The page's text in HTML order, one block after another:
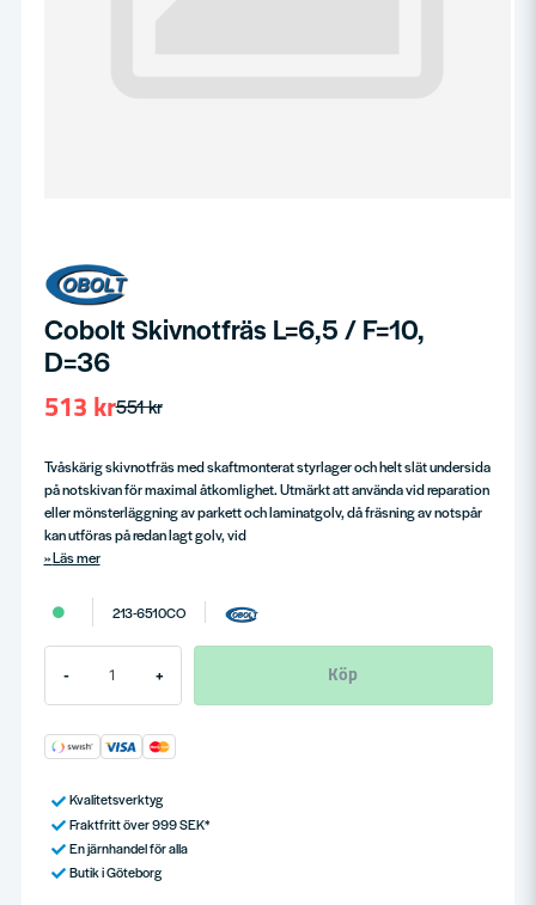
Cobolt Skivnotfräs L=6,5 / F=10,
D=36
551 kr
513 kr
Tvåskärig skivnotfräs med skaftmonterat styrlager och helt slät undersida
på notskivan för maximal åtkomlighet. Utmärkt att använda vid reparation
eller mönsterläggning av parkett och laminatgolv, då fräsning av notspår
kan utföras på redan lagt golv, vid
Läs mer
213-6510CO
- + Köp
Kvalitetsverktyg
Fraktfritt över 999 SEK*
En järnhandel för alla
Butik i Göteborg